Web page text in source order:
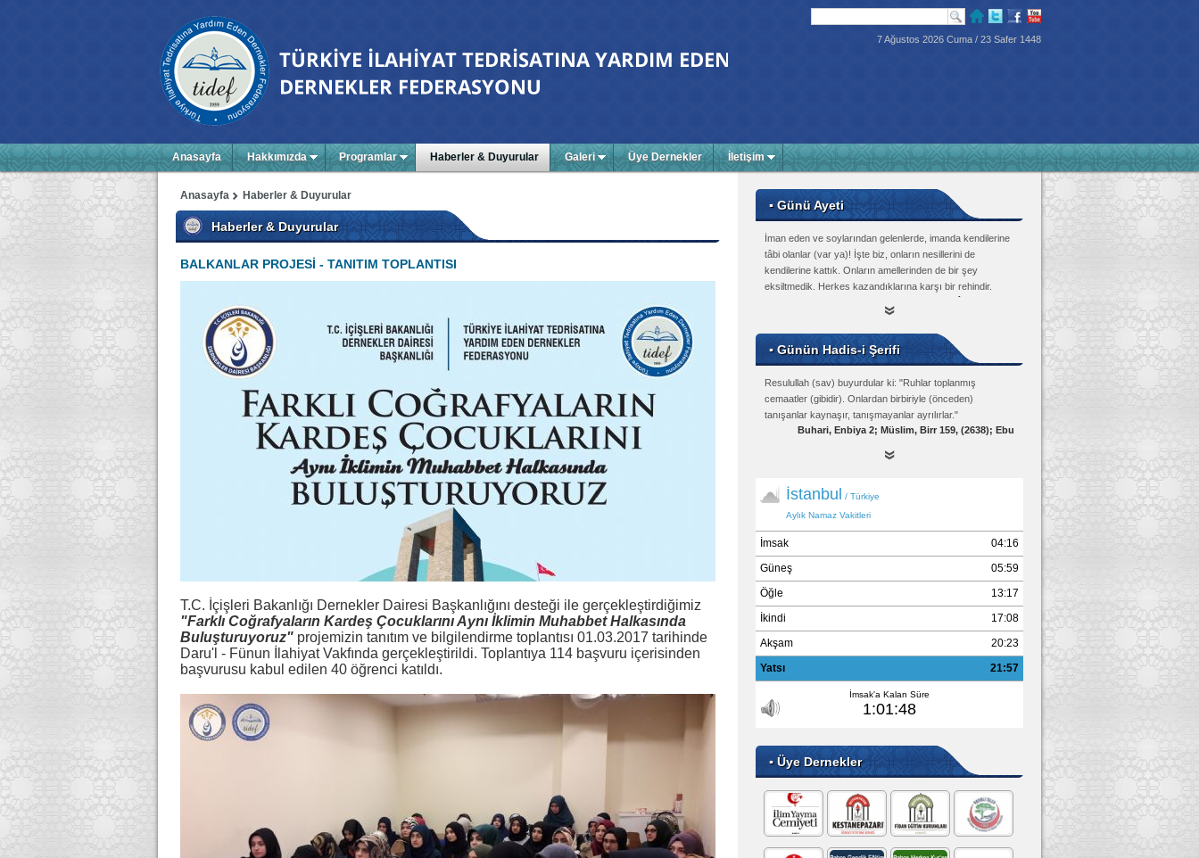
7 Ağustos 2026 Cuma / 23 Safer 1448
Anasayfa Hakkımızda Programlar Haberler & Duyurular Galeri Üye Dernekler İletişim
Haberler & Duyurular
Anasayfa
Haberler & Duyurular
BALKANLAR PROJESİ - TANITIM TOPLANTISI
T.C. İçişleri Bakanlığı Dernekler Dairesi Başkanlığını desteği ile gerçekleştirdiğimiz
"Farklı Coğrafyaların Kardeş Çocuklarını Aynı İklimin Muhabbet Halkasında
Buluşturuyoruz" projemizin tanıtım ve bilgilendirme toplantısı 01.03.2017 tarihinde
Daru'l - Fünun İlahiyat Vakfında gerçekleştirildi. Toplantıya 114 başvuru içerisinden
başvurusu kabul edilen 40 öğrenci katıldı.
▪ Günü Ayeti
İman eden ve soylarından gelenlerde, imanda kendilerine
tâbi olanlar (var ya)! İşte biz, onların nesillerini de
kendilerine kattık. Onların amellerinden de bir şey
eksiltmedik. Herkes kazandıklarına karşı bir rehindir.
▪ Günün Hadis-i Şerifi
Resulullah (sav) buyurdular ki: "Ruhlar toplanmış
cemaatler (gibidir). Onlardan birbiriyle (önceden)
tanışanlar kaynaşır, tanışmayanlar ayrılırlar."
Buhari, Enbiya 2; Müslim, Birr 159, (2638); Ebu
▪ Üye Dernekler